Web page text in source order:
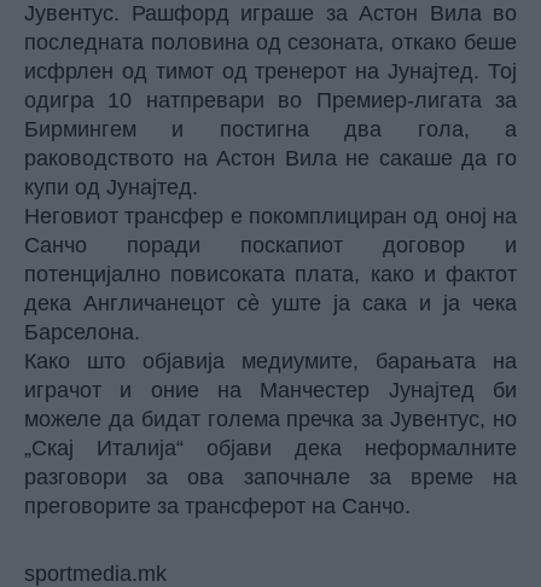
Јувентус. Рашфорд играше за Астон Вила во
последната половина од сезоната, откако беше
исфрлен од тимот од тренерот на Јунајтед. Тој
одигра 10 натпревари во Премиер-лигата за
Бирмингем и постигна два гола, а
раководството на Астон Вила не сакаше да го
купи од Јунајтед.
Неговиот трансфер е покомплициран од оној на
Санчо поради поскапиот договор и
потенцијално повисоката плата, како и фактот
дека Англичанецот сè уште ја сака и ја чека
Барселона.
Како што објавија медиумите, барањата на
играчот и оние на Манчестер Јунајтед би
можеле да бидат голема пречка за Јувентус, но
„Скај Италија“ објави дека неформалните
разговори за ова започнале за време на
преговорите за трансферот на Санчо.
sportmedia.mk